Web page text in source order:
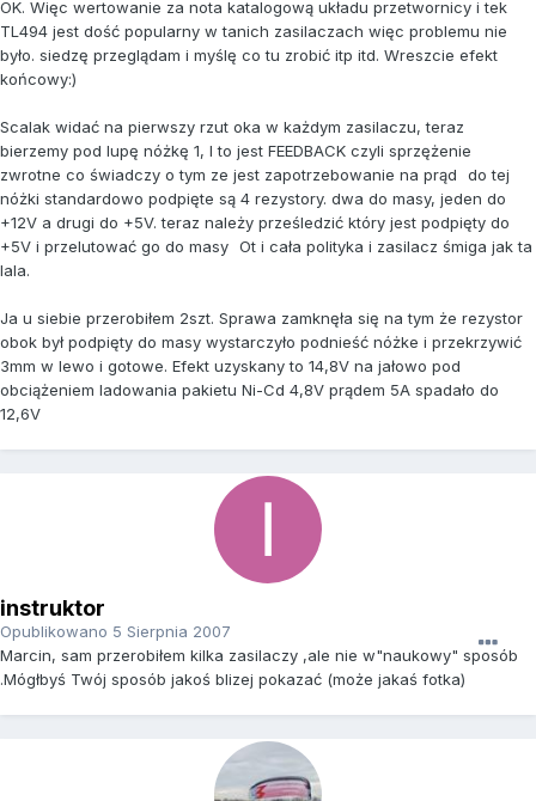
OK. Więc wertowanie za nota katalogową układu przetwornicy i tek
TL494 jest dość popularny w tanich zasilaczach więc problemu nie
było. siedzę przeglądam i myślę co tu zrobić itp itd. Wreszcie efekt
końcowy:)
Scalak widać na pierwszy rzut oka w każdym zasilaczu, teraz
bierzemy pod lupę nóżkę 1, I to jest FEEDBACK czyli sprzężenie
zwrotne co świadczy o tym ze jest zapotrzebowanie na prąd
do tej
nóżki standardowo podpięte są 4 rezystory. dwa do masy, jeden do
+12V a drugi do +5V. teraz należy prześledzić który jest podpięty do
+5V i przelutować go do masy Ot i cała polityka i zasilacz śmiga jak ta
lala.
Ja u siebie przerobiłem 2szt. Sprawa zamknęła się na tym że rezystor
obok był podpięty do masy wystarczyło podnieść nóżke i przekrzywić
3mm w lewo i gotowe. Efekt uzyskany to 14,8V na jałowo pod
obciążeniem ladowania pakietu Ni-Cd 4,8V prądem 5A spadało do
12,6V
instruktor
Opublikowano 5 Sierpnia 2007
Marcin, sam przerobiłem kilka zasilaczy ,ale nie w"naukowy" sposób
.Mógłbyś Twój sposób jakoś blizej pokazać (może jakaś fotka)